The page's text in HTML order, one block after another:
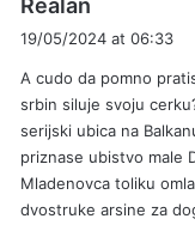
Realan
s
:
19/05/2024 at 06:33
A cudo da pomno
srbin siluje svoju
serijski ubica na
priznase ubistvo male
Mladenovca toliku
dvostruke arsine za